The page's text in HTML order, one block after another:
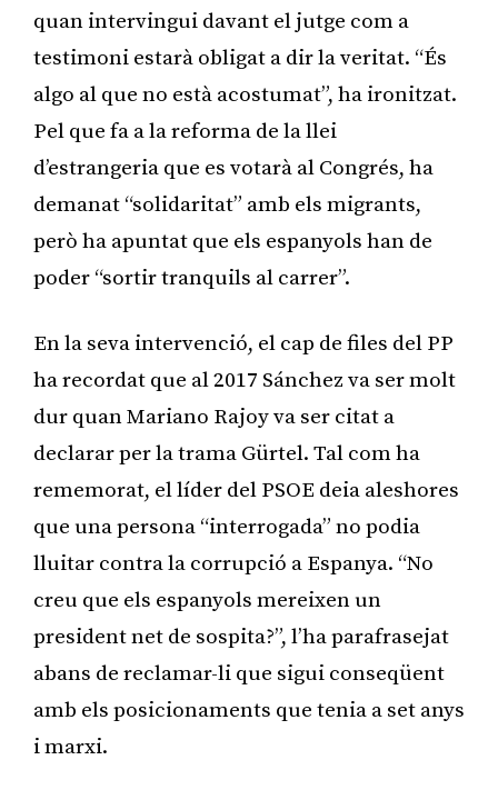
quan intervingui davant el jutge com a
testimoni estarà obligat a dir la veritat. “És
algo al que no està acostumat”, ha ironitzat.
Pel que fa a la reforma de la llei
d’estrangeria que es votarà al Congrés, ha
demanat “solidaritat” amb els migrants,
però ha apuntat que els espanyols han de
poder “sortir tranquils al carrer”.
En la seva intervenció, el cap de files del PP
ha recordat que al 2017 Sánchez va ser molt
dur quan Mariano Rajoy va ser citat a
declarar per la trama Gürtel. Tal com ha
rememorat, el líder del PSOE deia aleshores
que una persona “interrogada” no podia
lluitar contra la corrupció a Espanya. “No
creu que els espanyols mereixen un
president net de sospita?”, l’ha parafrasejat
abans de reclamar-li que sigui conseqüent
amb els posicionaments que tenia a set anys
i marxi.